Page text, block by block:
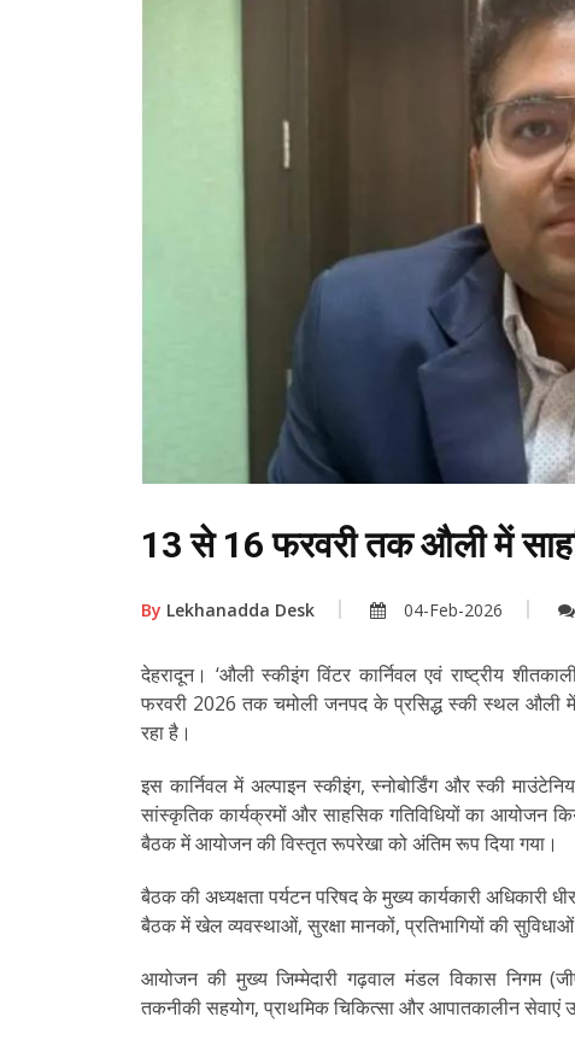
13 से 16 फरवरी तक औली में
By Lekhanadda Desk 04-Feb-2026
देहरादून। ‘औली स्कीइंग विंटर कार्निवल एवं राष्ट्रीय
फरवरी 2026 तक चमोली जनपद के प्रसिद्ध स्की स्थल औली
रहा है।
इस कार्निवल में अल्पाइन स्कीइंग, स्नोबोर्डिंग और स्की
सांस्कृतिक कार्यक्रमों और साहसिक गतिविधियों का आयोजन
बैठक में आयोजन की विस्तृत रूपरेखा को अंतिम रूप दिया गया।
बैठक की अध्यक्षता पर्यटन परिषद के मुख्य कार्यकारी अधिकारी
बैठक में खेल व्यवस्थाओं, सुरक्षा मानकों, प्रतिभागियों की
आयोजन की मुख्य जिम्मेदारी गढ़वाल मंडल विकास निगम
तकनीकी सहयोग, प्राथमिक चिकित्सा और आपातकालीन सेवाएं